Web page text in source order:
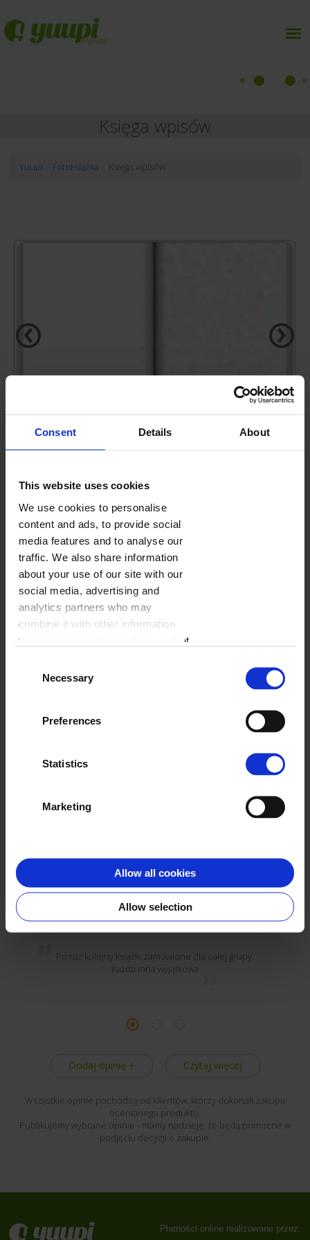
Consent Details About
This website uses cookies
We use cookies to personalise
content and ads, to provide social
media features and to analyse our
traffic. We also share information
about your use of our site with our
social media, advertising and
analytics partners who may
combine it with other information
that you’ve provided to them or that
their services.
SelectionNecessary
Preferences
Statistics
Marketing
Allow all cookies
Allow selection
Księga wpisów
Yuupi Fotoksiążka Księga wpisów
‹ ›
FOTOKSIĄŻKA(28-160 STRON)
Kolejne strony dodasz w edytorze w trakcie projektowania.
Cennik
WYBIERZ FORMAT
Lidka
Po raz kolejny książki zamówione dla całej grupy.
Każda inna wyjątkowa
Dodaj opinię + Czytaj więcej
Wszystkie opinie pochodzą od klientów, którzy dokonali zakupu
ocenianego produktu.
Publikujemy wybrane opinie - mamy nadzieję, że będą pomocne w
podjęciu decyzji o zakupie.
Płatności online realizowane przez: